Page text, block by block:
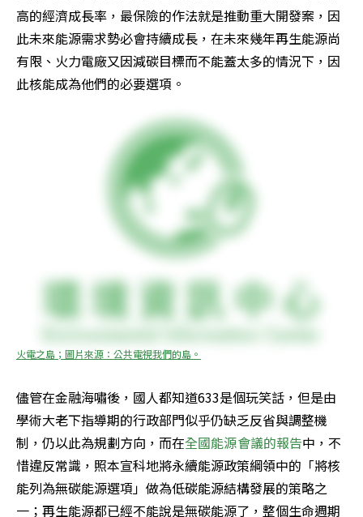
高的經濟成長率，最保險的作法就是推動重大開發案，因
此未來能源需求勢必會持續成長，在未來幾年再生能源尚
有限、火力電廠又因減碳目標而不能蓋太多的情況下，因
此核能成為他們的必要選項。
火電之島；圖片來源：公共電視我們的島。
儘管在金融海嘯後，國人都知道633是個玩笑話，但是由
學術大老下指導期的行政部門似乎仍缺乏反省與調整機
制，仍以此為規劃方向，而在全國能源會議的報告中，不
惜違反常識，照本宣科地將永續能源政策綱領中的「將核
能列為無碳能源選項」做為低碳能源結構發展的策略之
一；再生能源都已經不能說是無碳能源了，整個生命週期